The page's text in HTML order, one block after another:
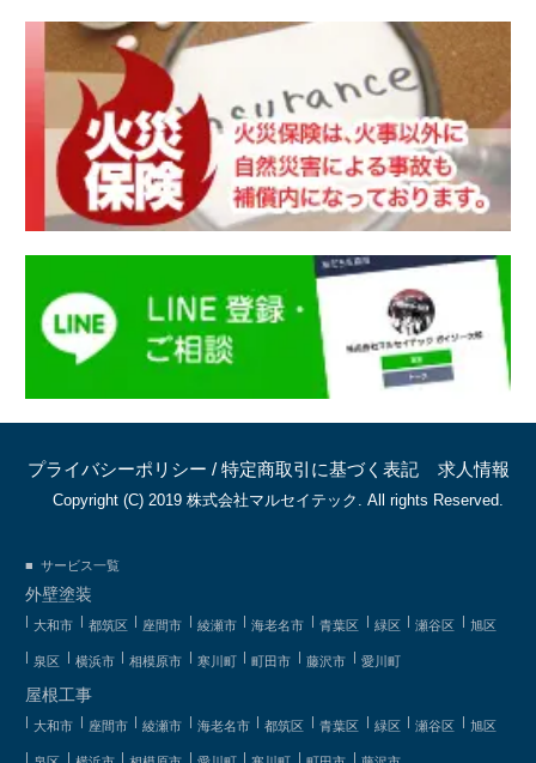
プライバシーポリシー / 特定商取引に基づく表記 求人情報
Copyright (C) 2019 株式会社マルセイテック. All rights Reserved.
サービス一覧
外壁塗装
大和市 都筑区 座間市 綾瀬市 海老名市 青葉区 緑区 瀬谷区 旭区
泉区 横浜市 相模原市 寒川町 町田市 藤沢市 愛川町
屋根工事
大和市 座間市 綾瀬市 海老名市 都筑区 青葉区 緑区 瀬谷区 旭区